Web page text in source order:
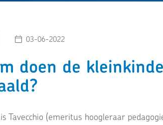
03-06-2022
doen de
Tavecchio (emeritus hoogleraar